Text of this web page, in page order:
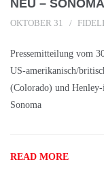
NEU –
OKTOBER 31
Pressemitteilung vom
US-amerikanisch/
(Colorado) und
Sonoma
READ MORE